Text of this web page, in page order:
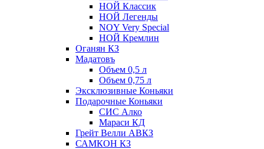
НОЙ Классик
НОЙ Легенды
NOY Very Speсial
НОЙ Кремлин
Оганян КЗ
Мадатовъ
Объем 0,5 л
Объем 0,75 л
Эксклюзивные Коньяки
Подарочные Коньяки
СИС Алко
Мараси КД
Грейт Велли АВКЗ
САМКОН КЗ